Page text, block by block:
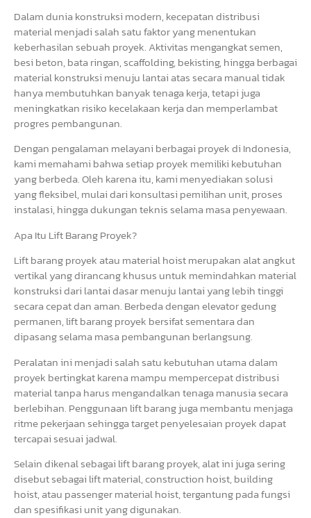
Dalam dunia konstruksi modern, kecepatan distribusi
material menjadi salah satu faktor yang menentukan
keberhasilan sebuah proyek. Aktivitas mengangkat semen,
besi beton, bata ringan, scaffolding, bekisting, hingga berbagai
material konstruksi menuju lantai atas secara manual tidak
hanya membutuhkan banyak tenaga kerja, tetapi juga
meningkatkan risiko kecelakaan kerja dan memperlambat
progres pembangunan.
Dengan pengalaman melayani berbagai proyek di Indonesia,
kami memahami bahwa setiap proyek memiliki kebutuhan
yang berbeda. Oleh karena itu, kami menyediakan solusi
yang fleksibel, mulai dari konsultasi pemilihan unit, proses
instalasi, hingga dukungan teknis selama masa penyewaan.
Apa Itu Lift Barang Proyek?
Lift barang proyek atau material hoist merupakan alat angkut
vertikal yang dirancang khusus untuk memindahkan material
konstruksi dari lantai dasar menuju lantai yang lebih tinggi
secara cepat dan aman. Berbeda dengan elevator gedung
permanen, lift barang proyek bersifat sementara dan
dipasang selama masa pembangunan berlangsung.
Peralatan ini menjadi salah satu kebutuhan utama dalam
proyek bertingkat karena mampu mempercepat distribusi
material tanpa harus mengandalkan tenaga manusia secara
berlebihan. Penggunaan lift barang juga membantu menjaga
ritme pekerjaan sehingga target penyelesaian proyek dapat
tercapai sesuai jadwal.
Selain dikenal sebagai lift barang proyek, alat ini juga sering
disebut sebagai lift material, construction hoist, building
hoist, atau passenger material hoist, tergantung pada fungsi
dan spesifikasi unit yang digunakan.